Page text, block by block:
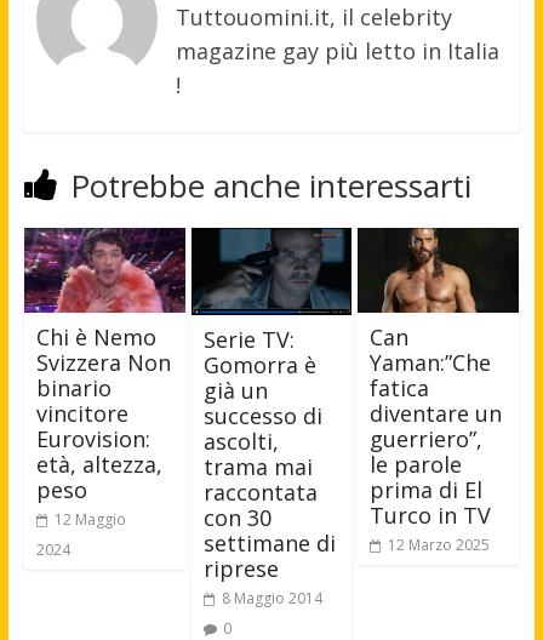
Tuttouomini.it, il celebrity
magazine gay più letto in Italia
!
Potrebbe anche interessarti
Chi è Nemo
Svizzera Non
binario
vincitore
Eurovision:
età, altezza,
peso
12 Maggio
2024
Serie TV:
Gomorra è
già un
successo di
ascolti,
trama mai
raccontata
con 30
settimane di
riprese
8 Maggio 2014
0
Can
Yaman:”Che
fatica
diventare un
guerriero”,
le parole
prima di El
Turco in TV
12 Marzo 2025